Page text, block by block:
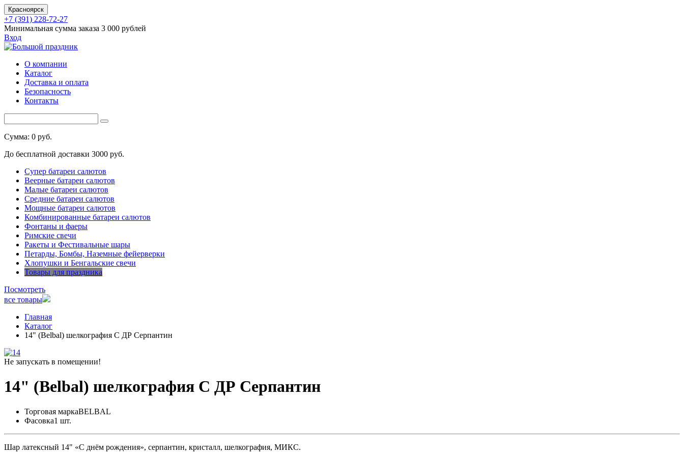
Красноярск
+7 (391) 228-72-27
Минимальная сумма заказа 3 000 рублей
Вход
О компании
Каталог
Доставка и оплата
Безопасность
Контакты
Сумма: 0 руб.
До бесплатной доставки 3000 руб.
Супер батареи салютов
Веерные батареи салютов
Малые батареи салютов
Средние батареи салютов
Мощные батареи салютов
Комбинированные батареи салютов
Фонтаны и фаеры
Римские свечи
Ракеты и Фестивальные шары
Петарды, Бомбы, Наземные фейерверки
Хлопушки и Бенгальские свечи
Товары для праздника
Посмотреть
все товары
Главная
Каталог
14" (Belbal) шелкография С ДР Серпантин
Не запускать в помещении!
14" (Belbal) шелкография С ДР Серпантин
Торговая маркаBELBAL
Фасовка1 шт.
Шар латексный 14" «С днём рождения», серпантин, кристалл, шелкография, МИКС.